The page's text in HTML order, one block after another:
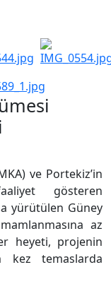
ve Portekiz’in
gösteren
yürütülen Güney
az
heyeti, projenin
temaslarda